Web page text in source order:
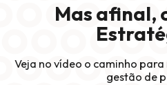
Mas afinal,
Veja no vídeo o caminho
gestão de